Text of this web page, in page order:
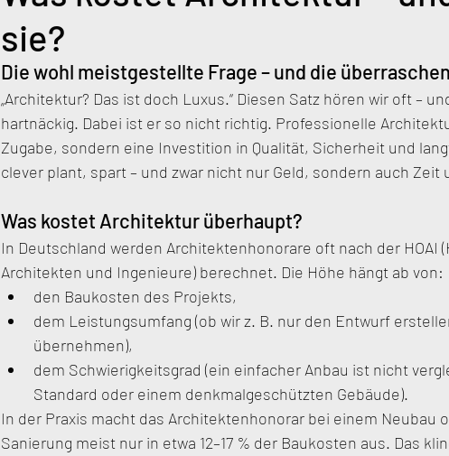
sie?
Die wohl meistgestellte Frage – und die
„Architektur? Das ist doch Luxus.“ Diesen Satz hören wir oft –
hartnäckig. Dabei ist er so nicht richtig. Professionelle
Zugabe, sondern eine Investition in Qualität, Sicherheit und
clever plant, spart – und zwar nicht nur Geld, sondern auch Zeit
Was kostet Architektur überhaupt?
In Deutschland werden Architektenhonorare oft nach der HOAI
Architekten und Ingenieure) berechnet. Die Höhe hängt ab von:
den Baukosten des Projekts,
dem Leistungsumfang (ob wir z. B. nur den Entwurf
übernehmen),
dem Schwierigkeitsgrad (ein einfacher Anbau ist nicht
Standard oder einem denkmalgeschützten Gebäude).
In der Praxis macht das Architektenhonorar bei einem Neubau
Sanierung meist nur in etwa 12–17 % der Baukosten aus. Das